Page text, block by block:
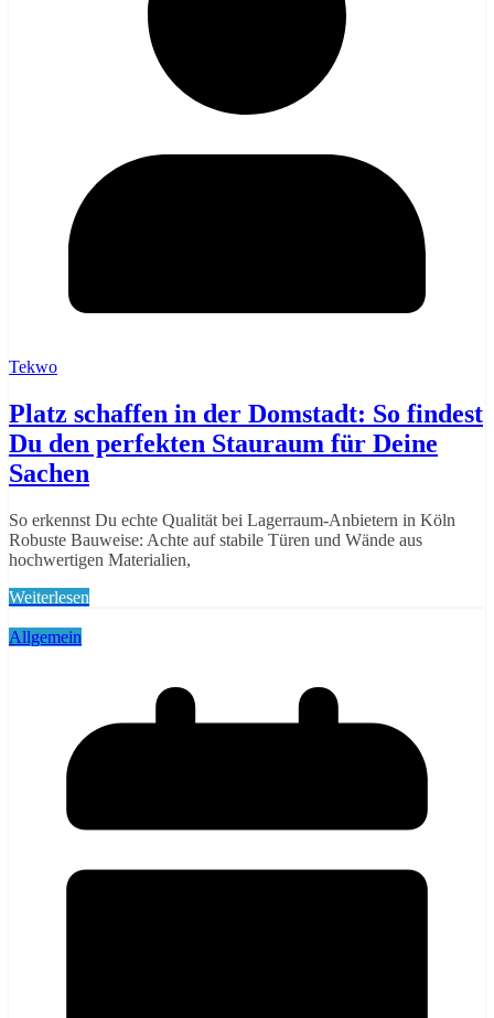
Tekwo
Platz schaffen in der Domstadt: So findest
Du den perfekten Stauraum für Deine
Sachen
So erkennst Du echte Qualität bei Lagerraum-Anbietern in Köln
Robuste Bauweise: Achte auf stabile Türen und Wände aus
hochwertigen Materialien,
Weiterlesen
Allgemein